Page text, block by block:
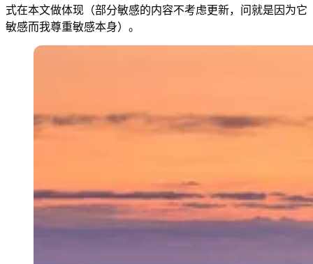
式在本文做体现（部分敏感的内容不考虑更新，问就是因为它
敏感而我尊重敏感本身）。